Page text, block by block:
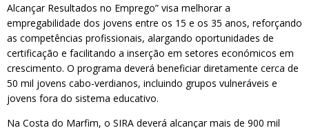
Alcançar Resultados no Emprego” visa melhorar a
empregabilidade dos jovens entre os 15 e os 35 anos, reforçando
as competências profissionais, alargando oportunidades de
certificação e facilitando a inserção em setores económicos em
crescimento. O programa deverá beneficiar diretamente cerca de
50 mil jovens cabo-verdianos, incluindo grupos vulneráveis ​​e
jovens fora do sistema educativo.
Na Costa do Marfim, o SIRA deverá alcançar mais de 900 mil